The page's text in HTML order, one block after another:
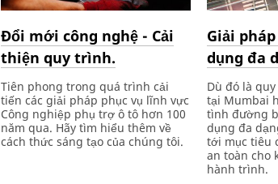
Đổi mới công nghệ - Cải
thiện quy trình.
Tiên phong trong quá trình cải
tiến các giải pháp phục vụ lĩnh vực
Công nghiệp phụ trợ ô tô hơn 100
năm qua. Hãy tìm hiểu thêm về
cách thức sáng tạo của chúng tôi.
Giải
dụng đa
Dù đó là
tại Mumbai
tình đường
dụng đa
tới mục tiêu
an toàn cho
hành trình.